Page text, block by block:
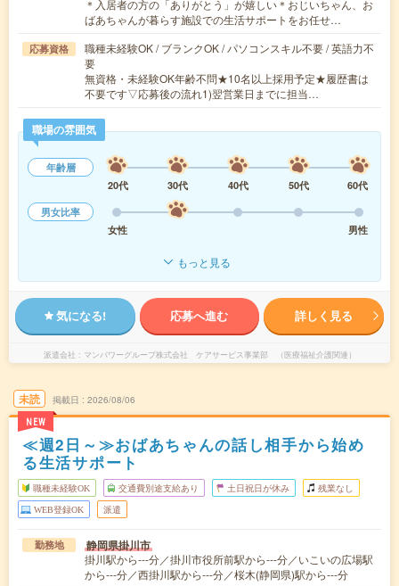
＊入居者の方の「ありがとう」が嬉しい＊おじいちゃん、お
ばあちゃんが暮らす施設での生活サポートをお任せ…
応募資格
職種未経験OK / ブランクOK / パソコンスキル不要 / 英語力不
要
無資格・未経験OK年齢不問★10名以上採用予定★履歴書は
不要です▽応募後の流れ1)翌営業日までに担当…
職場の雰囲気
年齢層
20代
30代 40代 50代
60代
男女比率
女性
男性
もっと見る
気になる! 応募へ進む 詳しく見る
派遣会社 マンパワーグループ株式会社 ケアサービス事業部 （医療福祉介護関連）
未読
NEW
掲載日 2026/08/06
≪週2日～≫おばあちゃんの話し相手から始め
る生活サポート
職種未経験OK 交通費別途支給あり 土日祝日が休み 残業なし
WEB登録OK 派遣
勤務地 静岡県掛川市
掛川駅から---分／掛川市役所前駅から---分／いこいの広場駅
から---分／西掛川駅から---分／桜木(静岡県)駅から---分